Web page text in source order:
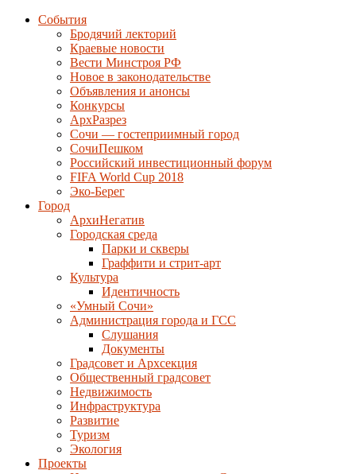
События
Бродячий лекторий
Краевые новости
Вести Минстроя РФ
Новое в законодательстве
Объявления и анонсы
Конкурсы
АрхРазрез
Сочи — гостеприимный город
СочиПешком
Российский инвестиционный форум
FIFA World Cup 2018
Эко-Берег
Город
АрхиНегатив
Городская среда
Парки и скверы
Граффити и стрит-арт
Культура
Идентичность
«Умный Сочи»
Администрация города и ГСС
Слушания
Документы
Градсовет и Архсекция
Общественный градсовет
Недвижимость
Инфраструктура
Развитие
Туризм
Экология
Проекты